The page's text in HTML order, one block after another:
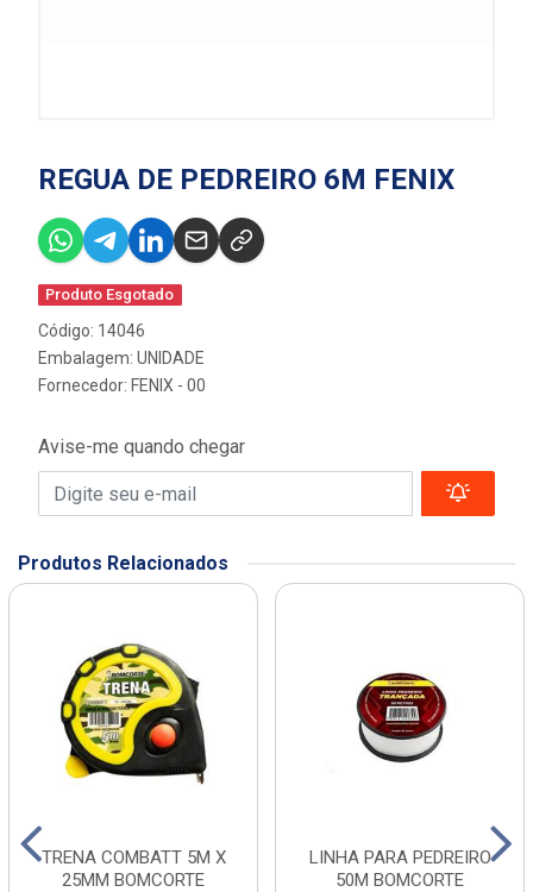
REGUA DE PEDREIRO 6M FENIX
Produto Esgotado
Código: 14046
Embalagem: UNIDADE
Fornecedor: FENIX - 00
Avise-me quando chegar
Produtos Relacionados
TRENA COMBATT 5M X
25MM BOMCORTE
LINHA PARA PEDREIRO
50M BOMCORTE